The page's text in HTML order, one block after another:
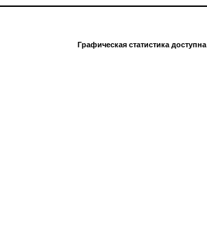
Графическая статистика доступна